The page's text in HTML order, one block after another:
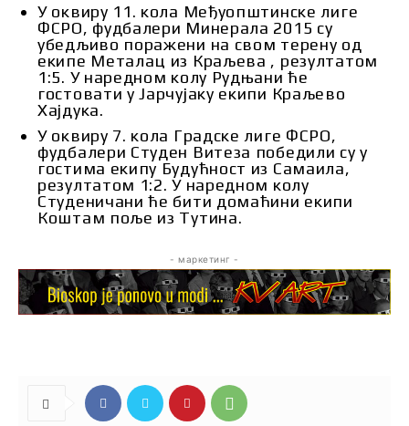
У оквиру 11. кола Међуопштинске лиге
ФСРО, фудбалери Минерала 2015 су
убедљиво поражени на свом терену од
екипе Металац из Краљева , резултатом
1:5. У наредном колу Рудњани ће
гостовати у Јарчујаку екипи Краљево
Хајдука.
У оквиру 7. кола Градске лиге ФСРО,
фудбалери Студен Витеза победили су у
гостима екипу Будућност из Самаила,
резултатом 1:2. У наредном колу
Студеничани ће бити домаћини екипи
Коштам поље из Тутина.
- маркетинг -